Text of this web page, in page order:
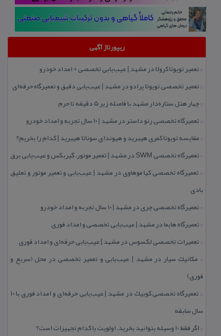
ریپورتاژ آگهی
:: تعمیر تویوتا كرولا در مشهد | عیب‌یابی تخصصی + امداد خودرو
:: تعمیر تخصصی تویوتا پرادو در مشهد | عیب‌یابی دقیق و تعمیرگاه حرفه‌ای
::چهار هتل‌ ستاره‌دار مشهد با فاصله زیر 5 دقیقه تا حرم
:: تعمیرگاه تخصصی رنو داستر در مشهد | ۱۰ سال تجربه و امداد خودرو
:: مقایسه تویوتا كمری هیبرید و هیوندای سوناتا هیبرید | كدام را بخریم؟
:: تعمیرگاه تخصصی SWM در مشهد | تعمیر موتور، گیربكس و عیب‌یابی برق
:: تعمیرگاه تخصصی كیا موهاوی در مشهد | عیب‌یابی و تعمیر موتور و تعلیق
بادی
:: تعمیرگاه تخصصی چری در مشهد | ۱۰ سال تجربه و امداد خودرو
:: تعمیرگاه هایما در مشهد | عیب‌یابی تخصصی و امداد فوری
:: تعمیرات تخصصی لكسوس در مشهد | عیب‌یابی حرفه‌ای و امداد فوری
:: مكانیك سیار در مشهد | عیب‌یابی و تعمیر تخصصی در محل (سریع و
فوری)
::
تعمیرگاه تخصصی كوییك در مشهد | عیب‌یابی حرفه‌ای و امداد فوری با ۱۰
سال سابقه
:: اگر فقط 10 وسیله بتوانید بخرید، اولویت با كدام تجهیزات است؟